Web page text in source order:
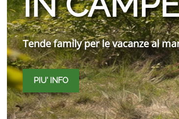
Tende family per le vacanze al
PIU' INFO